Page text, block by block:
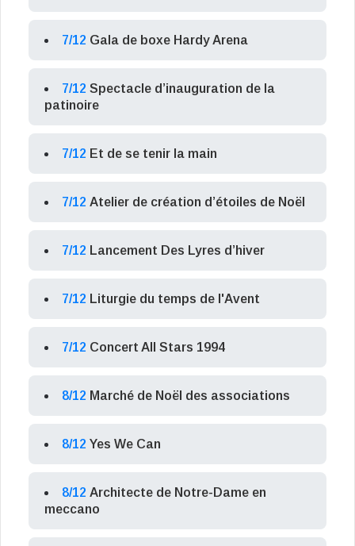
7/12 Gala de boxe Hardy Arena
7/12 Spectacle d’inauguration de la
patinoire
7/12 Et de se tenir la main
7/12 Atelier de création d’étoiles de Noël
7/12 Lancement Des Lyres d’hiver
7/12 Liturgie du temps de l'Avent
7/12 Concert All Stars 1994
8/12 Marché de Noël des associations
8/12 Yes We Can
8/12 Architecte de Notre-Dame en
meccano